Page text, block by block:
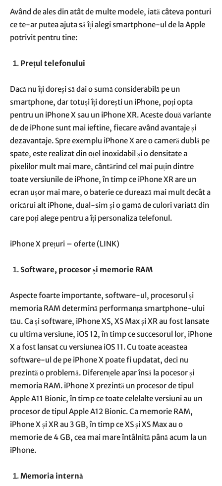
Având de ales din atât de multe modele, iată câteva ponturi
ce te-ar putea ajuta să îți alegi smartphone-ul de la Apple
potrivit pentru tine:
Prețul telefonului
Dacă nu îți doreși să dai o sumă considerabilă pe un
smartphone, dar totuși îți dorești un iPhone, poți opta
pentru un iPhone X sau un iPhone XR. Aceste două variante
de de iPhone sunt mai ieftine, fiecare având avantaje și
dezavantaje. Spre exemplu iPhone X are o cameră dublă pe
spate, este realizat din oțel inoxidabil și o densitate a
pixelilor mult mai mare, cântărind cel mai puțin dintre
toate versiunile de iPhone, în timp ce iPhone XR are un
ecran ușor mai mare, o baterie ce durează mai mult decât a
oricărui alt iPhone, dual-sim și o gamă de culori variată din
care poți alege pentru a îți personaliza telefonul.
iPhone X prețuri – oferte (LINK)
Software, procesor și memorie RAM
Aspecte foarte importante, software-ul, procesorul și
memoria RAM determină performanța smartphone-ului
tău. Ca și software, iPhone XS, XS Max și XR au fost lansate
cu ultima versiune, iOS 12, în timp ce succesorul lor, iPhone
X a fost lansat cu versiunea iOS 11. Cu toate aceastea
software-ul de pe iPhone X poate fi updatat, deci nu
prezintă o problemă. Diferențele apar însă la pocesor și
memoria RAM. iPhone X prezintă un procesor de tipul
Apple A11 Bionic, în timp ce toate celelalte versiuni au un
procesor de tipul Apple A12 Bionic. Ca memorie RAM,
iPhone X și XR au 3 GB, în timp ce XS și XS Max au o
memorie de 4 GB, cea mai mare întâlnită până acum la un
iPhone.
Memoria internă